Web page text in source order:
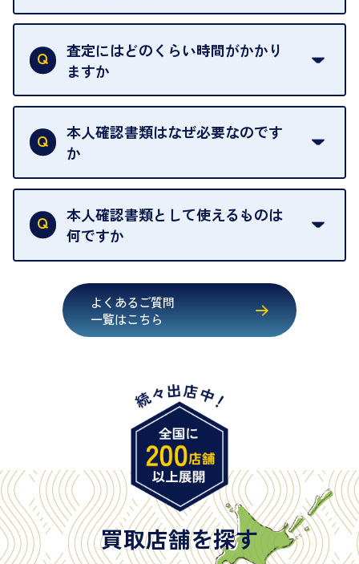
可能な限り、迅速に対応させていただきます。
グオフが可能です。
契約破棄という形で、お品物をお戻しすることがで
きます。
売却当日を含む8日間のうちに、お気軽にお申し出
出張買取のお品物は、8日間保管しております。
一切いただいておりません。査定金額にご納得いた
だけない場合は、その場でお断りいただいても問題
ございません。お気軽にご相談ください。
査定にはどのくらい時間がかかり
ますか
お品物の内容や点数によって異なりますが、店頭買
取の場合は1点あたり数分程度が目安です。大量の
お品物の場合は、お時間をいただくことがございま
本人確認書類はなぜ必要なのです
か
買取店は古物営業法により、お客様のご本人確認を
行うことが義務付けられています。安心してお取引
いただくためにも、ご協力をお願いいたします。
本人確認書類として使えるものは
何ですか
・健康保険証確認書
・マイナンバーカード
・在留カード
・旧パスポート
※原則として「公的機関が発行し、氏名、住所、生
年月日が記載されているもの
※日本国政府発行のもの
※2020年2月4日以降に申請された新型パスポートに
は「所持人記入欄（住所記載欄）」が存在しないた
め、単体では古物営業法上の本人確認書類として認
よくあるご質問
一覧はこちら
買取店舗を探す